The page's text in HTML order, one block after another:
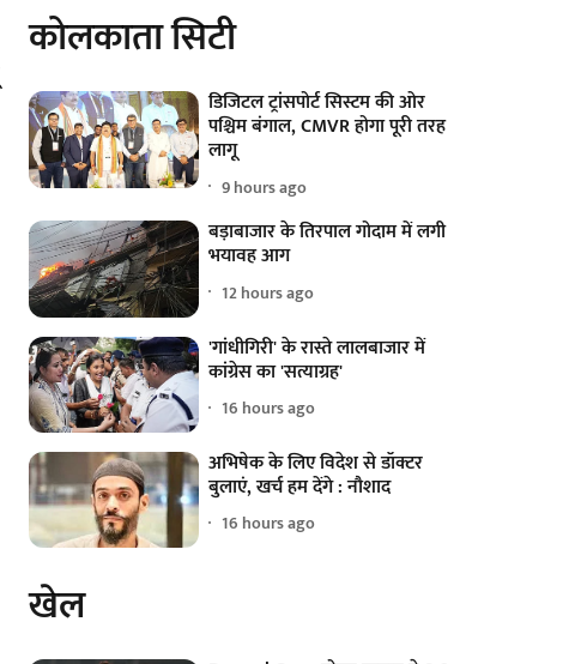
कोलकाता सिटी
डिजिटल ट्रांसपोर्ट सिस्टम की ओर
पश्चिम बंगाल, CMVR होगा पूरी तरह
लागू
9 hours ago
बड़ाबाजार के तिरपाल गोदाम में लगी
भयावह आग
12 hours ago
'गांधीगिरी' के रास्ते लालबाजार में
कांग्रेस का 'सत्याग्रह'
16 hours ago
अभिषेक के लिए विदेश से डॉक्टर
बुलाएं, खर्च हम देंगे : नौशाद
16 hours ago
खेल